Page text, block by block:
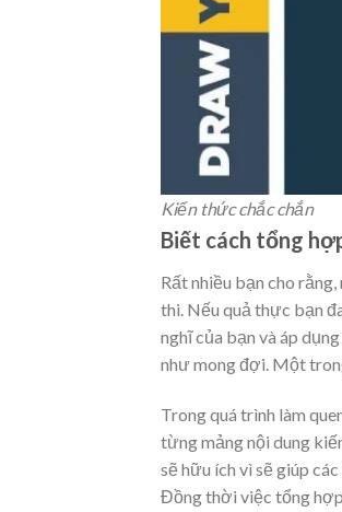
Kiến thức chắc chắn
Biết cách tổng
Rất nhiều bạn cho
thi. Nếu quả thực bạn
nghĩ của bạn và áp
như mong đợi. Một
Trong quá trình làm
từng mảng nội dung
sẽ hữu ích vì sẽ giúp
Đồng thời việc tổng